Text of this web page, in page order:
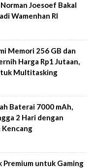
Joesoef Bakal
Wamenhan RI
Memori 256 GB dan
Harga Rp1 Jutaan,
Multitasking
Baterai 7000 mAh,
2 Hari dengan
Kencang
Premium untuk Gaming